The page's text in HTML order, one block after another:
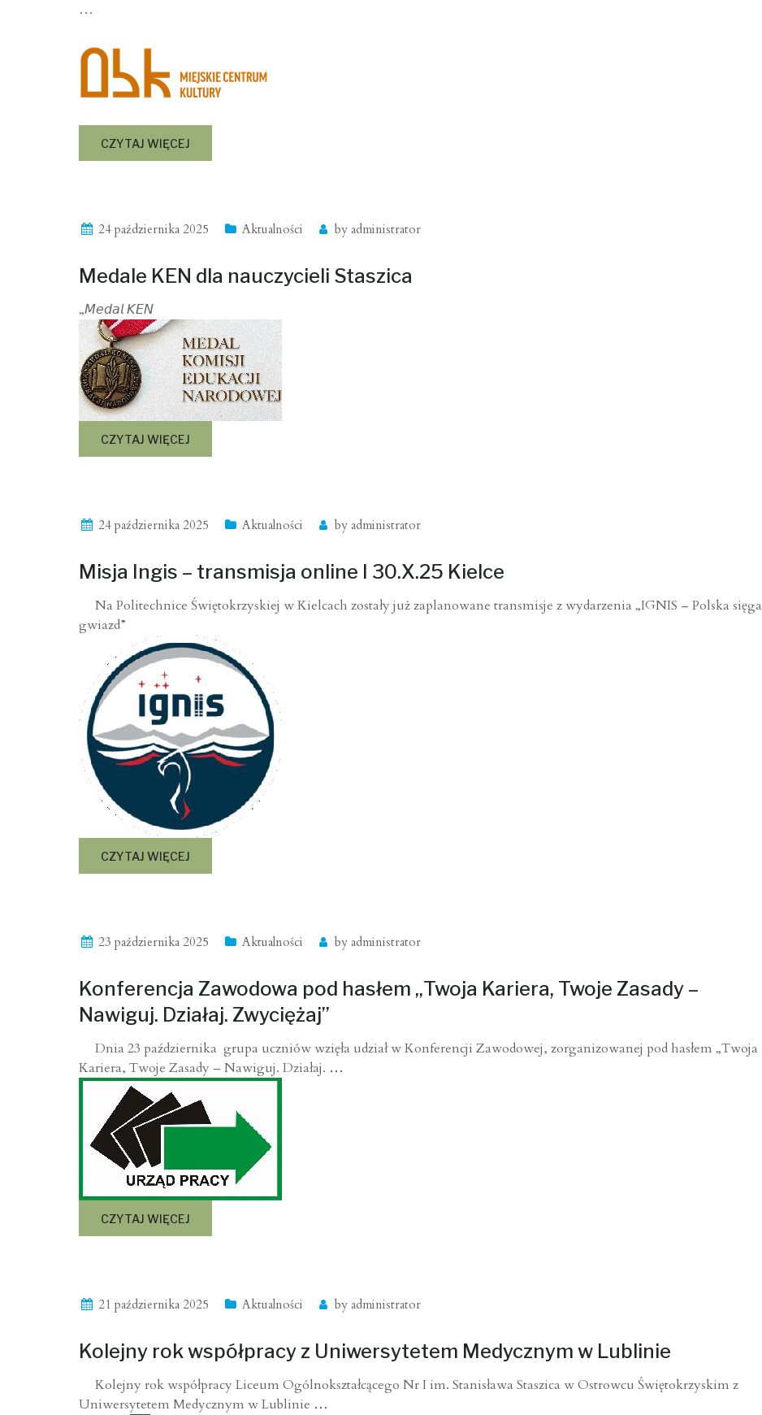
…
CZYTAJ WIĘCEJ
24 października 2025 Aktualności by administrator
Medale KEN dla nauczycieli Staszica
„𝘔𝘦𝘥𝘢𝘭 𝘒𝘌𝘕
CZYTAJ WIĘCEJ
24 października 2025 Aktualności by administrator
Misja Ingis – transmisja online I 30.X.25 Kielce
Na Politechnice Świętokrzyskiej w Kielcach zostały już zaplanowane transmisje z wydarzenia „IGNIS – Polska sięga
gwiazd”
CZYTAJ WIĘCEJ
23 października 2025 Aktualności by administrator
Konferencja Zawodowa pod hasłem „Twoja Kariera, Twoje Zasady –
Nawiguj. Działaj. Zwyciężaj”
​Dnia 23 października grupa uczniów wzięła udział w Konferencji Zawodowej, zorganizowanej pod hasłem „Twoja
Kariera, Twoje Zasady – Nawiguj. Działaj. …
CZYTAJ WIĘCEJ
21 października 2025 Aktualności by administrator
Kolejny rok współpracy z Uniwersytetem Medycznym w Lublinie
Kolejny rok współpracy Liceum Ogólnokształcącego Nr I im. Stanisława Staszica w Ostrowcu Świętokrzyskim z
Uniwersytetem Medycznym w Lublinie …